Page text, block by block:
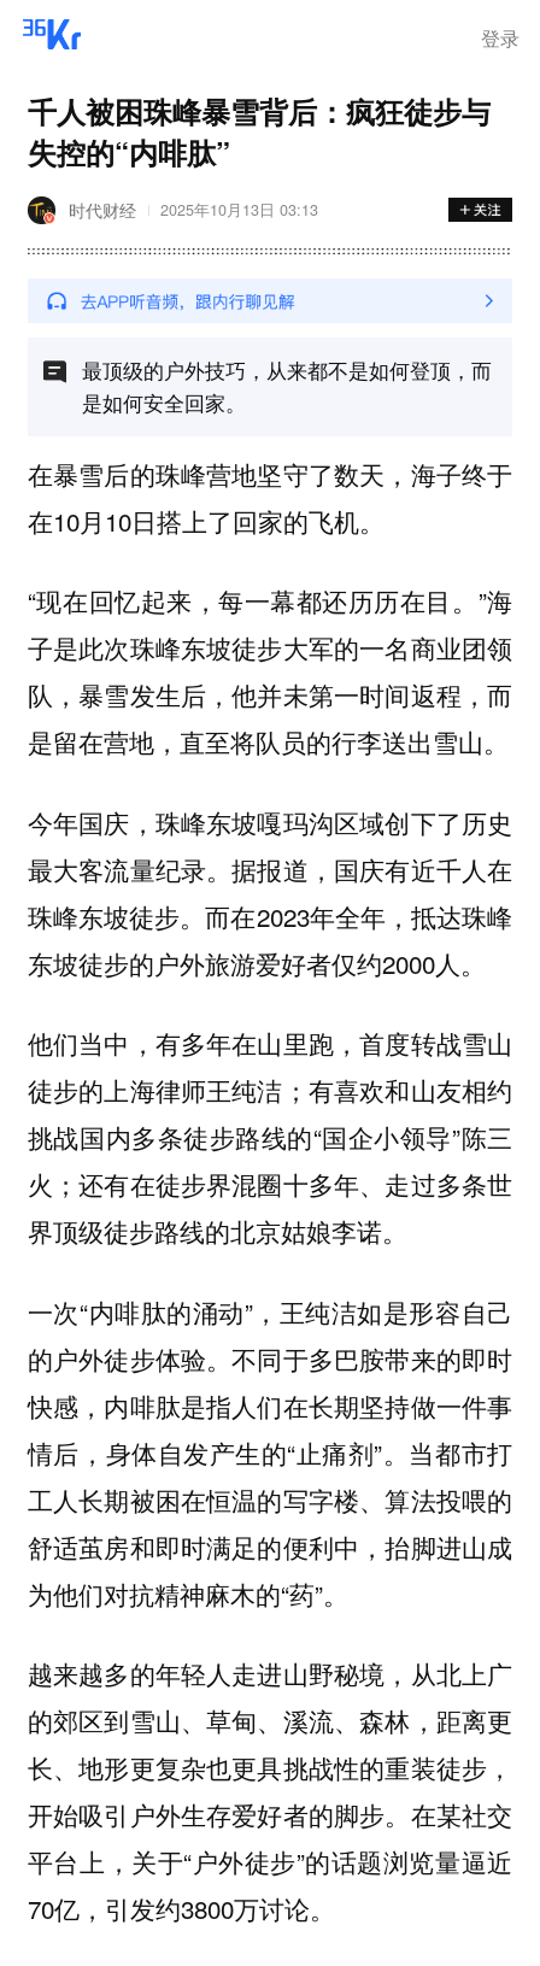
登录
千人被困珠峰暴雪背后：疯狂徒步与
失控的“内啡肽”
时代财经 2025年10月13日 03:13
最顶级的户外技巧，从来都不是如何登顶，而
是如何安全回家。
在暴雪后的珠峰营地坚守了数天，海子终于
在10月10日搭上了回家的飞机。
“现在回忆起来，每一幕都还历历在目。”海
子是此次珠峰东坡徒步大军的一名商业团领
队，暴雪发生后，他并未第一时间返程，而
是留在营地，直至将队员的行李送出雪山。
今年国庆，珠峰东坡嘎玛沟区域创下了历史
最大客流量纪录。据报道，国庆有近千人在
珠峰东坡徒步。而在2023年全年，抵达珠峰
东坡徒步的户外旅游爱好者仅约2000人。
他们当中，有多年在山里跑，首度转战雪山
徒步的上海律师王纯洁；有喜欢和山友相约
挑战国内多条徒步路线的“国企小领导”陈三
火；还有在徒步界混圈十多年、走过多条世
界顶级徒步路线的北京姑娘李诺。
一次“内啡肽的涌动”，王纯洁如是形容自己
的户外徒步体验。不同于多巴胺带来的即时
快感，内啡肽是指人们在长期坚持做一件事
情后，身体自发产生的“止痛剂”。当都市打
工人长期被困在恒温的写字楼、算法投喂的
舒适茧房和即时满足的便利中，抬脚进山成
为他们对抗精神麻木的“药”。
越来越多的年轻人走进山野秘境，从北上广
的郊区到雪山、草甸、溪流、森林，距离更
长、地形更复杂也更具挑战性的重装徒步，
开始吸引户外生存爱好者的脚步。在某社交
平台上，关于“户外徒步”的话题浏览量逼近
70亿，引发约3800万讨论。